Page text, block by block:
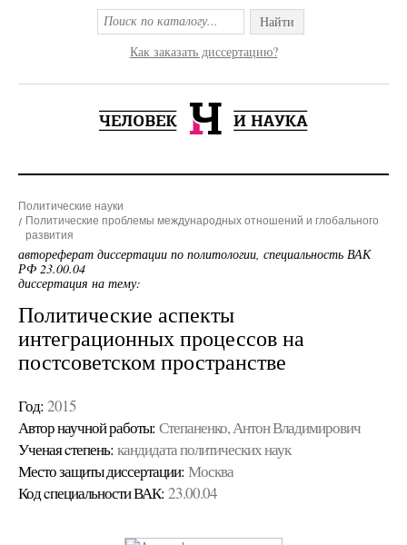
Найти
Как заказать диссертацию?
Политические науки
Политические проблемы международных отношений и глобального
развития
автореферат диссертации по политологии, специальность ВАК
РФ 23.00.04
диссертация на тему:
Политические аспекты
интеграционных процессов на
постсоветском пространстве
Год: 2015
Автор научной работы: Степаненко, Антон Владимирович
Ученая cтепень: кандидата политических наук
Место защиты диссертации: Москва
Код cпециальности ВАК: 23.00.04